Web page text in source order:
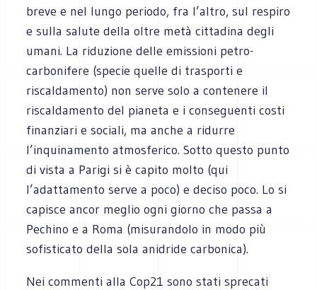
breve e nel lungo periodo, fra l’altro, sul respiro
e sulla salute della oltre metà cittadina degli
umani. La riduzione delle emissioni petro-
carbonifere (specie quelle di trasporti e
riscaldamento) non serve solo a contenere il
riscaldamento del pianeta e i conseguenti costi
finanziari e sociali, ma anche a ridurre
l’inquinamento atmosferico. Sotto questo punto
di vista a Parigi si è capito molto (qui
l’adattamento serve a poco) e deciso poco. Lo si
capisce ancor meglio ogni giorno che passa a
Pechino e a Roma (misurandolo in modo più
sofisticato della sola anidride carbonica).
Nei commenti alla Cop21 sono stati sprecati